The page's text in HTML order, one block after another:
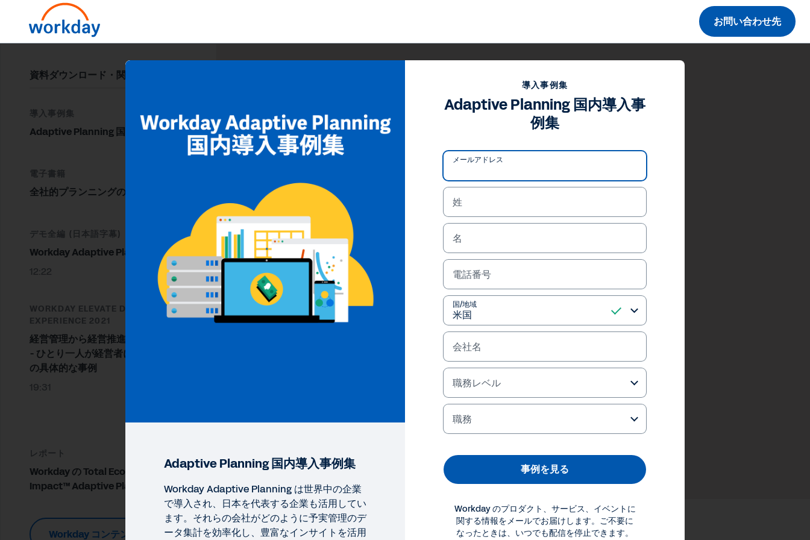
お問い合わせ先
導入事例集
資料ダウンロード・関連情報
導入事例集
Adaptive Planning 国内導入事例集
電子書籍
全社的プランニングの重要性
デモ全編 (日本語字幕)
Workday Adaptive Planning
12:22
WORKDAY ELEVATE DIGITAL
EXPERIENCE 2021
経営管理から経営推進へ
- ひとり一人が経営者になる仕掛け
の具体的な事例
19:31
レポート
Workday の Total Economic
Impact™ Adaptive Planning
Workday コンテンツ集
導入事例集
Adaptive Planning 国内導入事
例集
メールアドレス
姓
名
電話番号
国/地域
会社名
職務レベル
職務
事例を見る
Workday のプロダクト、サービス、イベントに
関する情報をメールでお届けします。ご不要に
なったときは、いつでも配信を停止できます。
Adaptive Planning 国内導入事例集
Workday Adaptive Planning は世界中の企業
で導入され、日本を代表する企業も活用してい
ます。それらの会社がどのように予実管理のデ
ータ集計を効率化し、豊富なインサイトを活用